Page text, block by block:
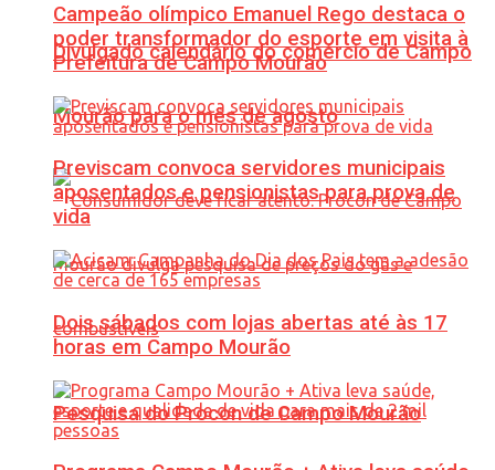
Divulgado calendário do comércio de Campo
Mourão para o mês de agosto
Pesquisa do Procon de Campo Mourão
Campeão olímpico Emanuel Rego destaca o
poder transformador do esporte em visita à
Prefeitura de Campo Mourão
Previscam convoca servidores municipais
aposentados e pensionistas para prova de
vida
Dois sábados com lojas abertas até às 17
horas em Campo Mourão